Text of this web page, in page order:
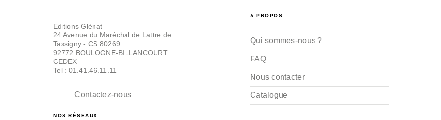
Editions Glénat
24 Avenue du Maréchal de Lattre de
Tassigny - CS 80269
92772 BOULOGNE-BILLANCOURT
CEDEX
Tel : 01.41.46.11.11
Contactez-nous
NOS RÉSEAUX
A PROPOS
Qui sommes-nous ?
FAQ
Nous contacter
Catalogue